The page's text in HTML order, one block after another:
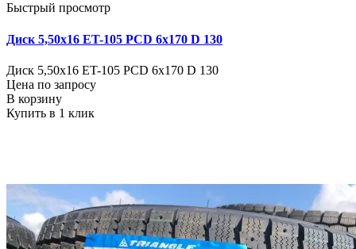
Быстрый просмотр
Диск 5,50х16 ET-105 PCD 6x170 D 130
Диск 5,50х16 ET-105 PCD 6x170 D 130
Цена по запросу
В корзину
Купить в 1 клик